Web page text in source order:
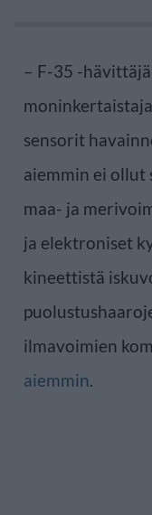
– F-35 -
sensorit
aiemmin ei ollut
maa- ja
ja elektroniset
kineettistä
ilmavoimien
aiemmin.